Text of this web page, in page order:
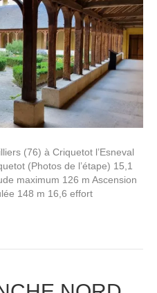
(76) à Criquetot l’Esneval
(Photos de l’étape) 15,1
maximum 126 m Ascension
148 m 16,6 effort